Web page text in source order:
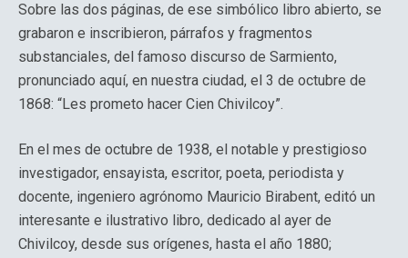
Sobre las dos páginas, de ese simbólico libro abierto, se
grabaron e inscribieron, párrafos y fragmentos
substanciales, del famoso discurso de Sarmiento,
pronunciado aquí, en nuestra ciudad, el 3 de octubre de
1868: “Les prometo hacer Cien Chivilcoy”.
En el mes de octubre de 1938, el notable y prestigioso
investigador, ensayista, escritor, poeta, periodista y
docente, ingeniero agrónomo Mauricio Birabent, editó un
interesante e ilustrativo libro, dedicado al ayer de
Chivilcoy, desde sus orígenes, hasta el año 1880;